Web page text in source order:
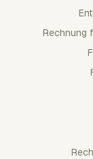
Rechnung